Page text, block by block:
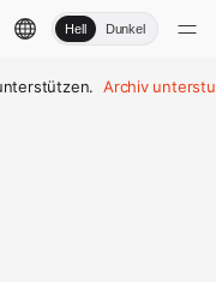
Hell Dunkel
Archiv